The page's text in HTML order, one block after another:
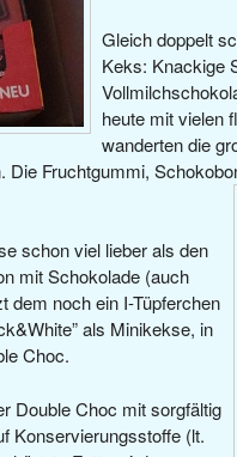
Gleich doppelt
Keks: Knackige
heute mit vielen
wanderten die
Fruchtgummi,
schon viel lieber als den
mit Schokolade (auch
dem noch ein I-Tüpferchen
als Minikekse, in
Choc.
Double Choc mit sorgfältig
Konservierungsstoffe (lt.